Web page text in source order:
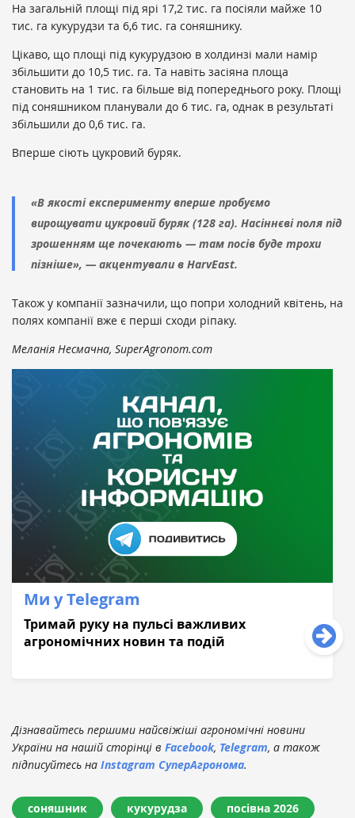
На загальній площі під ярі 17,2 тис. га посіяли майже 10
тис. га кукурудзи та 6,6 тис. га соняшнику.
Цікаво, що площі під кукурудзою в холдинзі мали намір
збільшити до 10,5 тис. га. Та навіть засіяна площа
становить на 1 тис. га більше від попереднього року. Площі
під соняшником планували до 6 тис. га, однак в результаті
збільшили до 0,6 тис. га.
Вперше сіють цукровий буряк.
«В якості експерименту вперше пробуємо
вирощувати цукровий буряк (128 га). Насіннєві поля під
зрошенням ще почекають — там посів буде трохи
пізніше», — акцентували в HarvEast.
Також у компанії зазначили, що попри холодний квітень, на
полях компанії вже є перші сходи ріпаку.
Меланія Несмачна, SuperAgronom.com
Ми у Telegram
Тримай руку на пульсі важливих
агрономічних новин та подій
Дізнавайтесь першими найсвіжіші агрономічні новини
України на нашій сторінці в Facebook, Telegram, а також
підписуйтесь на Instagram СуперАгронома.
соняшник кукурудза посівна 2026